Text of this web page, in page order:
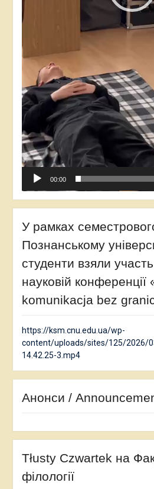
00:00
У рамках
Познанському
студенти взяли
науковій конференції
komunikacja bez
https://ksm.cnu.edu.ua/wp-
content/uploads/sites/125/2026/
14.42.25-3.mp4
Анонси /
Tłusty Czwartek на
філології